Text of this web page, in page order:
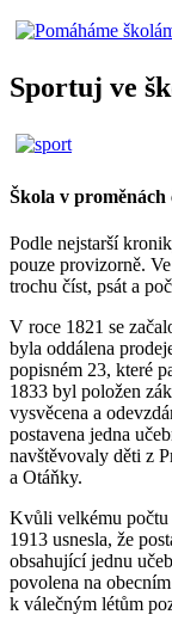
Sportuj ve
Škola v proměnách
Podle nejstarší
pouze provizorně.
trochu číst, psát a
V roce 1821 se
byla oddálena
popisném 23, které
1833 byl položen
vysvěcena a
postavena jedna
navštěvovaly děti z
a Otáňky.
Kvůli velkému počtu
1913 usnesla, že
obsahující jednu
povolena na
k válečným létům